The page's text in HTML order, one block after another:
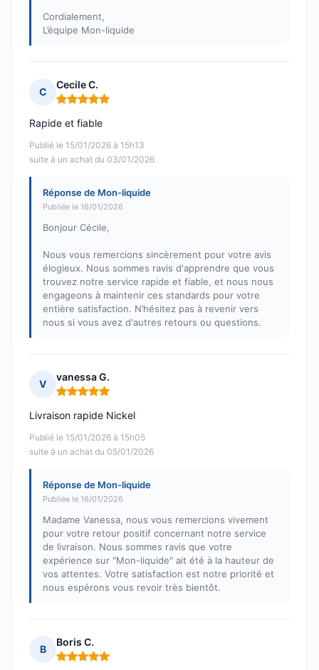
Cordialement,
L’équipe Mon-liquide
C
Cecile C.
Note : 5 sur 5
Publié le 15/01/2026 à 15h13
suite à un achat du 03/01/2026
Rapide et fiable
Réponse de Mon-liquide
Publiée le 16/01/2026
Bonjour Cécile,
Nous vous remercions sincèrement pour votre avis
élogieux. Nous sommes ravis d'apprendre que vous
trouvez notre service rapide et fiable, et nous nous
engageons à maintenir ces standards pour votre
entière satisfaction. N’hésitez pas à revenir vers
nous si vous avez d'autres retours ou questions.
V
vanessa G.
Note : 5 sur 5
Publié le 15/01/2026 à 15h05
suite à un achat du 05/01/2026
Livraison rapide Nickel
Réponse de Mon-liquide
Publiée le 16/01/2026
Madame Vanessa, nous vous remercions vivement
pour votre retour positif concernant notre service
de livraison. Nous sommes ravis que votre
expérience sur "Mon-liquide" ait été à la hauteur de
vos attentes. Votre satisfaction est notre priorité et
nous espérons vous revoir très bientôt.
B
Boris C.
Note : 5 sur 5